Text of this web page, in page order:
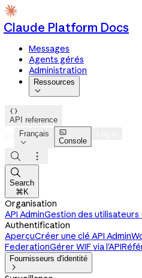
Claude Platform Docs
Messages
Agents gérés
Administration
Ressources


API reference
Français


Console



Search
⌘K
Organisation
API AdminGestion des utilisateurs
Authentification
AperçuCréer une clé API Admin
FederationGérer WIF via l'API
Fournisseurs d'identité
